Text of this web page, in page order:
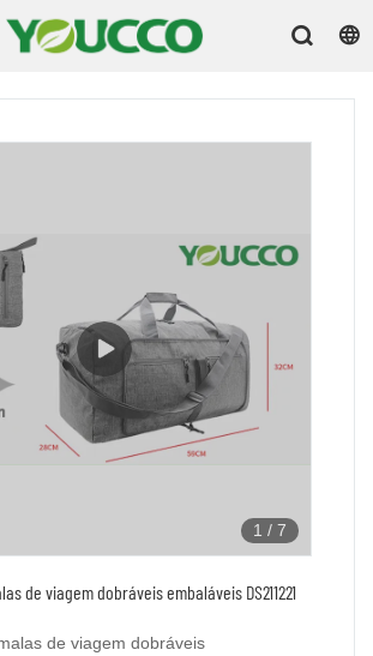
1 / 7
de viagem dobráveis ​​embaláveis ​​DS211221
de viagem dobráveis